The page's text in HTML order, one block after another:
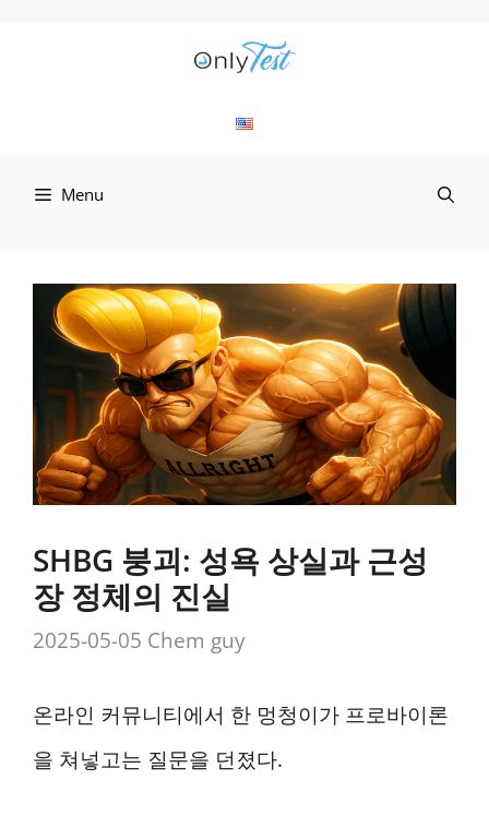
Menu
SHBG 붕괴: 성욕 상실과 근성
장 정체의 진실
2025-05-05 Chem guy
온라인 커뮤니티에서 한 멍청이가 프로바이론
을 쳐넣고는 질문을 던졌다.